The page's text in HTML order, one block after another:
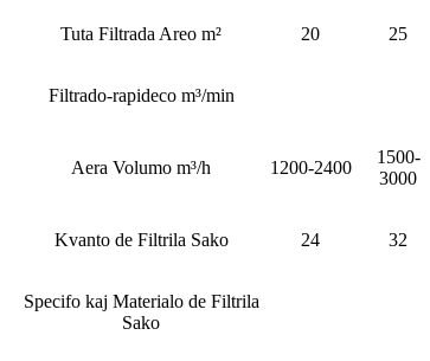
Tuta Filtrada Areo m² 20 25
Filtrado-rapideco m³/min
Aera Volumo m³/h 1200-2400
1500-
3000
Kvanto de Filtrila Sako 24 32
Specifo kaj Materialo de Filtrila
Sako